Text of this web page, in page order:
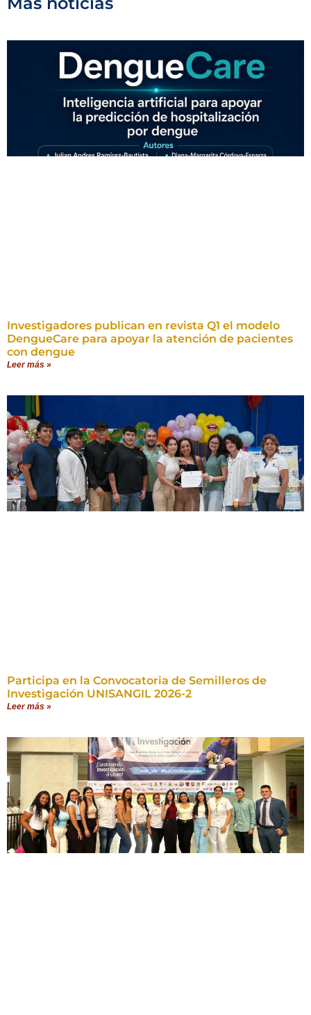
Investigadores publican en revista Q1 el modelo
DengueCare para apoyar la atención de pacientes
con dengue
Leer más »
Participa en la Convocatoria de Semilleros de
Investigación UNISANGIL 2026-2
Leer más »